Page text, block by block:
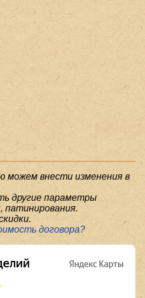
можем внести изменения в
другие параметры
патинирования.
договора?